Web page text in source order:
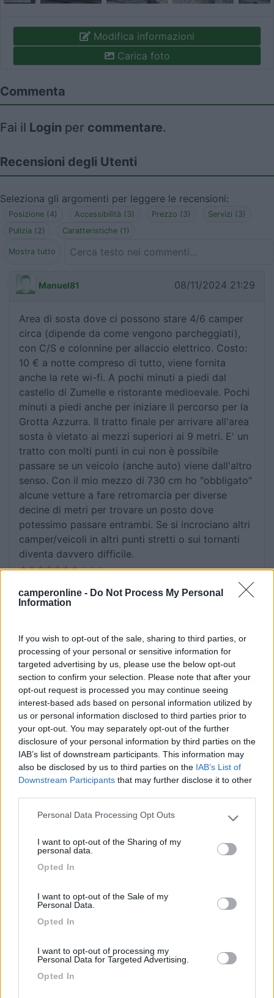
camperonline - Do Not Process My Personal
Information
If you wish to opt-out of the sale, sharing to third parties, or
processing of your personal or sensitive information for
targeted advertising by us, please use the below opt-out
section to confirm your selection. Please note that after your
opt-out request is processed you may continue seeing
interest-based ads based on personal information utilized by
us or personal information disclosed to third parties prior to
your opt-out. You may separately opt-out of the further
disclosure of your personal information by third parties on the
IAB’s list of downstream participants. This information may
also be disclosed by us to third parties on the IAB’s List of
Downstream Participants that may further disclose it to other
Please note that this website/app uses one or more Google
not limited to your visit or usage behaviour. You may click to
use your data for below specified purposes in below Google
Personal Data Processing Opt Outs
I want to opt-out of the Sharing of my
personal data.
Opted In
I want to opt-out of the Sale of my
Personal Data.
Opted In
I want to opt-out of processing my
Personal Data for Targeted Advertising.
Opted In
Modifica informazioni
Carica foto
Commenta
Fai il Login per commentare.
Recensioni degli Utenti
Seleziona gli argomenti per leggere le recensioni:
Posizione (4) Accessibilità (3) Prezzo (3)
Servizi (3)
Pulizia (2)
Caratteristiche (1)
Mostra tutto
Manuel81 08/11/2024 21:29
Area di sosta dove ci possono stare 4/6 camper
circa (dipende da come vengono parcheggiati),
con C/S e colonnine per allaccio elettrico. Costo:
10 € a notte compreso di tutto, viene fornita
anche la rete wi-fi. A pochi minuti a piedi dal
castello di Zumelle e ristorante medioevale. Pochi
minuti a piedi anche per iniziare il percorso per la
Grotta Azzurra. Il tratto finale per arrivare all'area
sosta è vietato ai mezzi superiori ai 9 metri. E' un
tratto con molti punti in cui non è possibile
passare se un veicolo (anche auto) viene dall'altro
senso. Con il mio mezzo di 730 cm ho "obbligato"
alcune vetture a fare retromarcia per diverse
decine di metri per trovare un posto dove
potessimo passare entrambi. Se si incrociano altri
camper/veicoli in altri punti stretti o sui tornanti
diventa davvero difficile.
Abbastanza ripido l'ultimo tratto ma comunque ci
si arriva anche con un 8 metri. Gabella di 5 euro
per la sosta diurna e 10 euro se ci si ferma la
notte. L'area andrebbe un po' sistemata, gli alberi
potati, le colonnine sono traballanti ed infestate
internamente dall'erba, la zona C/S liberata da
veicoli residenti che ne impediscono lo scarico
diretto delle grigie. Ci sono 4 stalli ma secondo
me potrebbero starcene almeno altri due o più (le
e Tim prendono discretamente. Peccato perché il
(entrambi da visitare assolutamente)
meriterebbero un'area di sosta alla loro altezza.
Accessibilità Caratteristiche Posizione
Pulizia
Servizi
Al Vacjo 28/05/2022 13:23
Appena arrivati.. l'area è piccolina ma comoda per